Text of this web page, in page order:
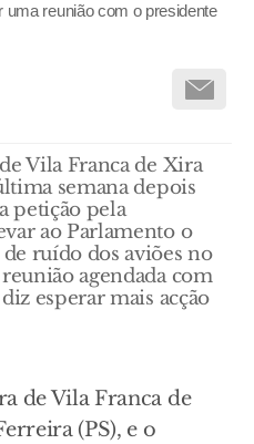
uma reunião com o presidente
Vila Franca de Xira
semana depois
petição pela
ao Parlamento o
ruído dos aviões no
agendada com
esperar mais acção
de Vila Franca de
(PS), e o